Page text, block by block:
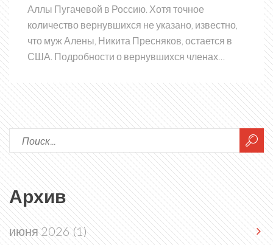
Аллы Пугачевой в Россию. Хотя точное
количество вернувшихся не указано, известно,
что муж Алены, Никита Пресняков, остается в
США. Подробности о вернувшихся членах
разглашаются.
Архив
июня 2026(1)